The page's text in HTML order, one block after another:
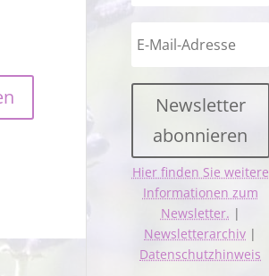
Newsletter
abonnieren
Hier finden Sie weitere
Informationen zum
Newsletter. |
Newsletterarchiv |
Datenschutzhinweis